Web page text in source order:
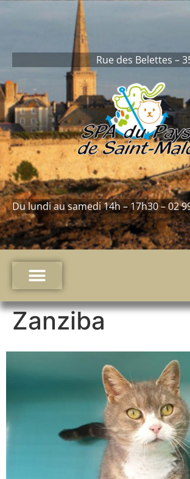
Rue des Belettes –
Du lundi au samedi 14h – 17h30 – 02
Zanziba